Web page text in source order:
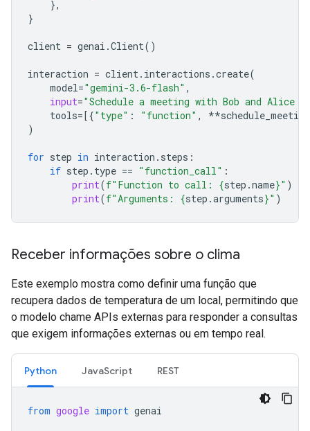
},
}
client = genai .Client()
interaction = client. interactions .create(
model="gemini-3.6-flash" ,
input="Schedule a meeting with Bob and Alice
tools=[{"type" : "function" , **
)
for step in interaction . steps :
if step . type == "function_call" :
print(f"Function to call: {step .name}" )
print(f"Arguments: {step .arguments}" )
Receber informações sobre o clima
Este exemplo mostra como definir uma função que
recupera dados de temperatura de um local, permitindo que
o modelo chame APIs externas para responder a consultas
que exigem informações externas ou em tempo real.
Python JavaScript REST
from google import genai